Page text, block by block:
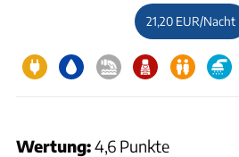
21,20 EUR/Nacht
Wertung:4,6 Punkte